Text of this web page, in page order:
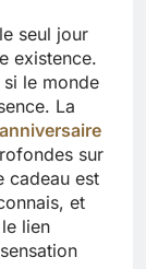
seul jour
existence.
si le monde
La
sur
cadeau est
et
lien